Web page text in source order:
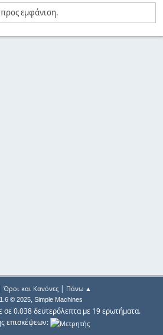
εμφάνιση.
Όροι και Κανόνες| Πάνω ▲
© 2025, Simple Machines
σε 0.038 δευτερόλεπτα με 19 ερωτήματα.
επισκέψεων: